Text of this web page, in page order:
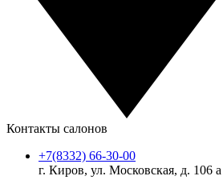
Контакты салонов
+7(8332) 66-30-00
г. Киров, ул. Московская, д. 106 а